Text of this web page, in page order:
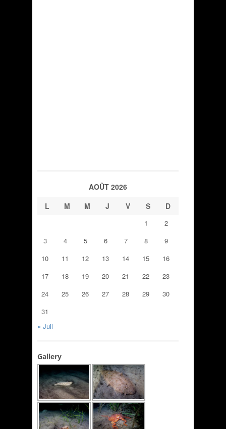
AOÛT 2026
L
M M J V S D
1
2
3
4 5 6 7 8
9
10
11 12 13 14 15
16
17
18 19 20 21 22
23
24
25 26 27 28 29
30
31
« Juil
Gallery